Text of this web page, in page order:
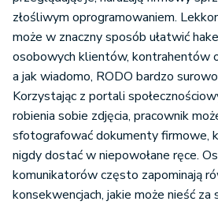
złośliwym oprogramowaniem.
może w znaczny sposób ułatwić
osobowych klientów, kontrahentów
a jak wiadomo, RODO bardzo
Korzystając z portali
robienia sobie zdjęcia, pracownik
sfotografować dokumenty firmowe,
nigdy dostać w niepowołane ręce.
komunikatorów często zapominają
konsekwencjach, jakie może nieść za